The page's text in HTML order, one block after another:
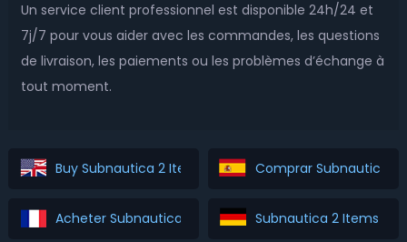
Un service client professionnel est disponible 24h/24 et
7j/7 pour vous aider avec les commandes, les questions
de livraison, les paiements ou les problèmes d’échange à
tout moment.
Buy Subnautica 2 Items Comprar Subnautica 2
Acheter Subnautica 2 Items Subnautica 2 Items